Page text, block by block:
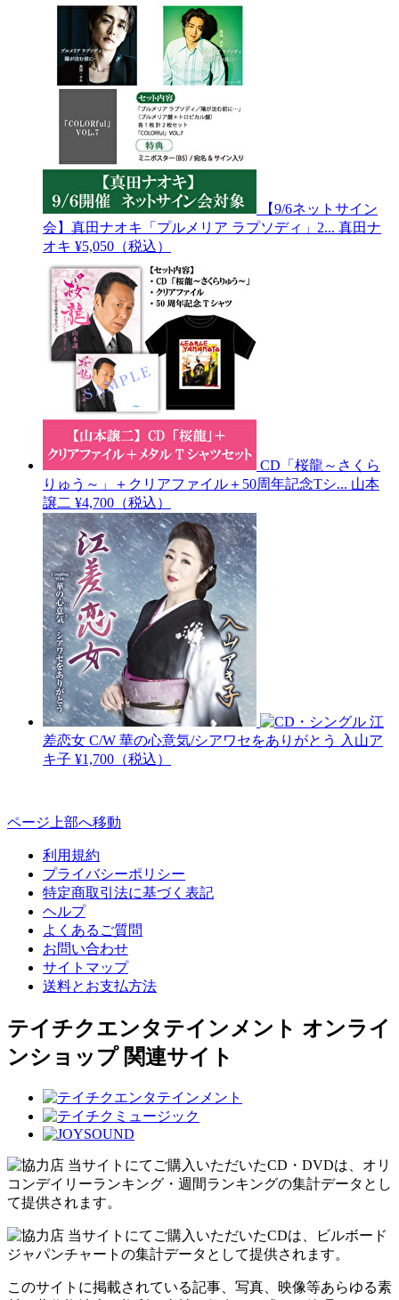
【9/6ネットサイン
会】真田ナオキ「プルメリア ラプソディ」2... 真田ナ
オキ ¥5,050（税込）
CD「桜龍～さくら
りゅう～」＋クリアファイル＋50周年記念Tシ... 山本
譲二 ¥4,700（税込）
江
差恋女 C/W 華の心意気/シアワセをありがとう
入山ア
キ子 ¥1,700（税込）
ページ上部へ移動
利用規約
プライバシーポリシー
特定商取引法に基づく表記
ヘルプ
よくあるご質問
お問い合わせ
サイトマップ
送料とお支払方法
テイチクエンタテインメント オンライ
ンショップ 関連サイト
当サイトにてご購入いただいたCD・DVDは、オリ
コンデイリーランキング・週間ランキングの集計データとし
て提供されます。
当サイトにてご購入いただいたCDは、ビルボード
ジャパンチャートの集計データとして提供されます。
このサイトに掲載されている記事、写真、映像等あらゆる素